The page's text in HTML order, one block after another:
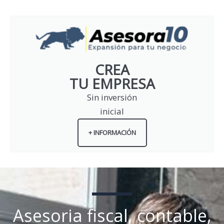
CREA
TU EMPRESA
Sin inversión
inicial
+ INFORMACIÓN
Asesoria fiscal, contable,